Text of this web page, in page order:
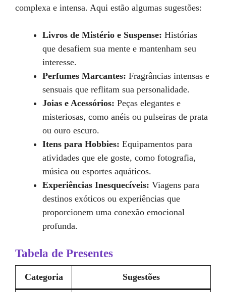
complexa e intensa. Aqui estão algumas sugestões:
Livros de Mistério e Suspense: Histórias
que desafiem sua mente e mantenham seu
interesse.
Perfumes Marcantes: Fragrâncias intensas e
sensuais que reflitam sua personalidade.
Joias e Acessórios: Peças elegantes e
misteriosas, como anéis ou pulseiras de prata
ou ouro escuro.
Itens para Hobbies: Equipamentos para
atividades que ele goste, como fotografia,
música ou esportes aquáticos.
Experiências Inesquecíveis: Viagens para
destinos exóticos ou experiências que
proporcionem uma conexão emocional
profunda.
Tabela de Presentes
Categoria Sugestões